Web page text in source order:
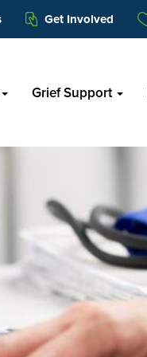
Get Involved
Grief Support